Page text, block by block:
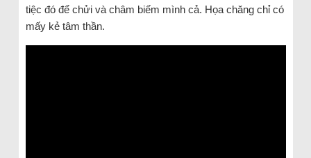
tiệc đó để chửi và châm biếm mình cả. Họa chăng chỉ có
mấy kẻ tâm thần.